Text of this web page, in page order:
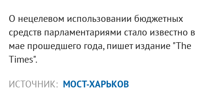
О нецелевом использовании бюджетных
средств парламентариями стало известно в
мае прошедшего года, пишет издание "The
Times".
ИСТОЧНИК: МОСТ-ХАРЬКОВ